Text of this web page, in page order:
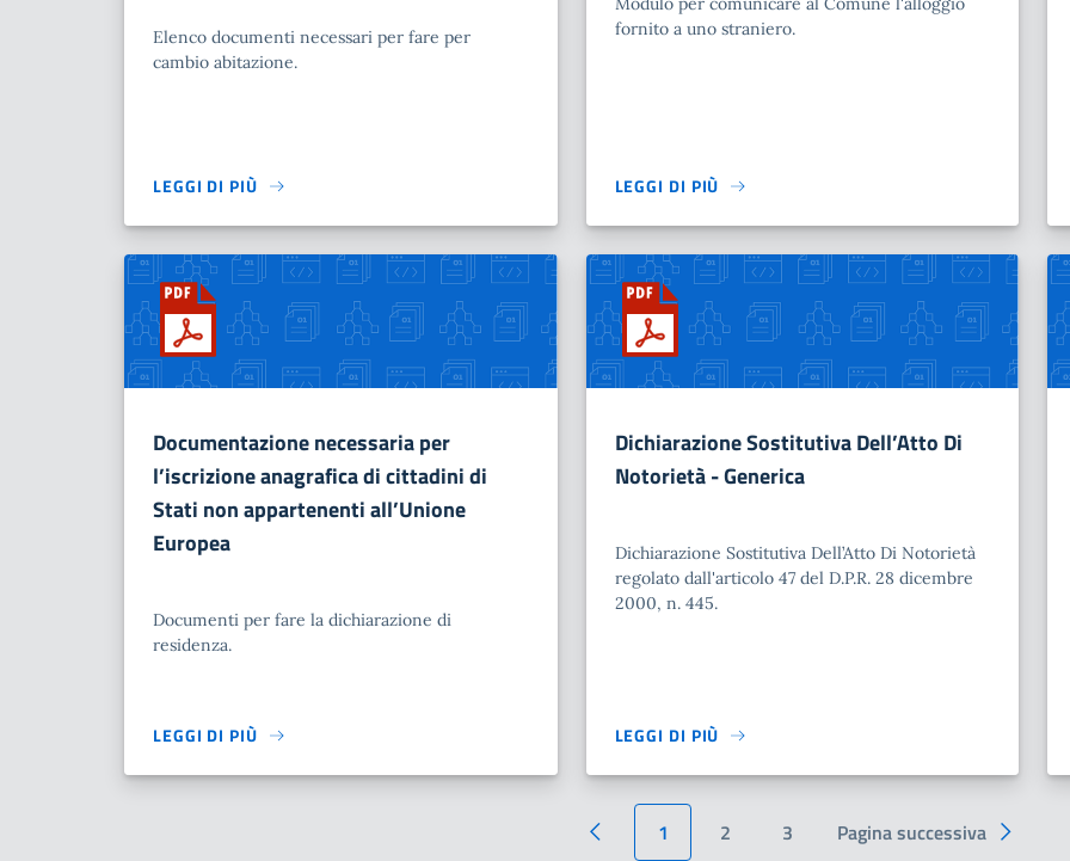
Elenco documenti necessari per fare per
cambio abitazione.
LEGGI DI PIÙ
fornito a uno straniero.
LEGGI DI PIÙ
Documentazione necessaria per
l’iscrizione anagrafica di cittadini di
Stati non appartenenti all’Unione
Europea
Documenti per fare la dichiarazione di
residenza.
LEGGI DI PIÙ
Dichiarazione Sostitutiva Dell’Atto Di
Notorietà - Generica
Dichiarazione Sostitutiva Dell’Atto Di Notorietà
regolato dall'articolo 47 del D.P.R. 28 dicembre
2000, n. 445.
LEGGI DI PIÙ
1 2 3 Pagina successiva